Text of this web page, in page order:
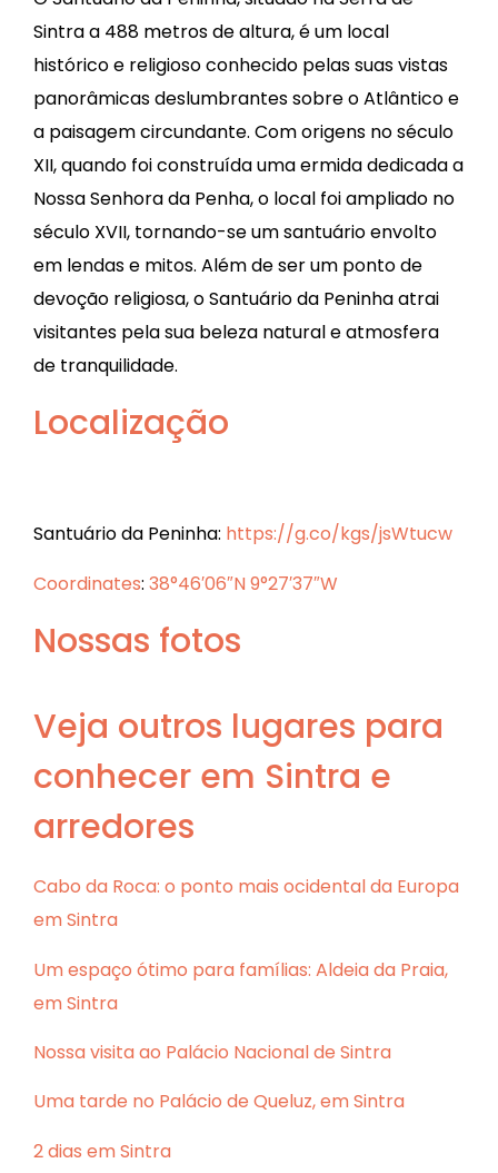
Sintra a 488 metros de altura, é um local
histórico e religioso conhecido pelas suas vistas
panorâmicas deslumbrantes sobre o Atlântico e
a paisagem circundante. Com origens no século
XII, quando foi construída uma ermida dedicada a
Nossa Senhora da Penha, o local foi ampliado no
século XVII, tornando-se um santuário envolto
em lendas e mitos. Além de ser um ponto de
devoção religiosa, o Santuário da Peninha atrai
visitantes pela sua beleza natural e atmosfera
de tranquilidade.
Localização
Santuário da Peninha: https://g.co/kgs/jsWtucw
Coordinates: 38°46′06″N 9°27′37″W
Nossas fotos
Veja outros lugares para
conhecer em Sintra e
arredores
Cabo da Roca: o ponto mais ocidental da Europa
em Sintra
Um espaço ótimo para famílias: Aldeia da Praia,
em Sintra
Nossa visita ao Palácio Nacional de Sintra
Uma tarde no Palácio de Queluz, em Sintra
2 dias em Sintra